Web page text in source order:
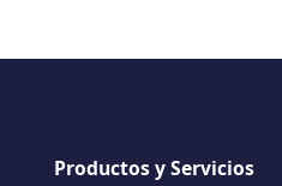
Productos y Servicios